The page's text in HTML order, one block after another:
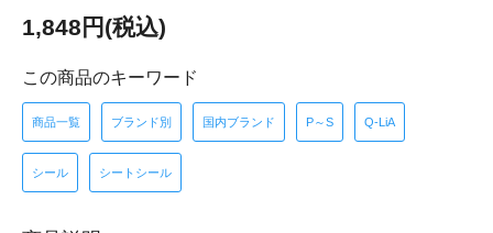
1,848円(税込)
この商品のキーワード
商品一覧 ブランド別 国内ブランド P～S Q-LiA
シール シートシール